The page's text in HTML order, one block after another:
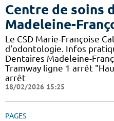
Centre de soins
Madeleine-
Le CSD Marie-Françoise
d'odontologie. Infos
Dentaires Madeleine-
Tramway ligne 1 arrêt
arrêt
18/02/2026 15:25
PAGES